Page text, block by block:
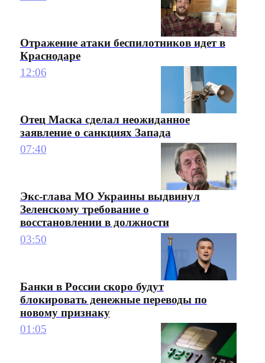
Отражение атаки беспилотников идет в
Краснодаре
12:06
Отец Маска сделал неожиданное
заявление о санкциях Запада
07:40
Экс-глава МО Украины выдвинул
Зеленскому требование о
восстановлении в должности
03:50
Банки в России скоро будут
блокировать денежные переводы по
новому признаку
01:05